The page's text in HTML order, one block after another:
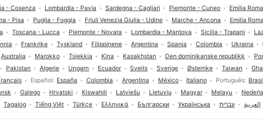
Español España Colombia Argentina México Italiano Português Brasil
Galego Hrvatski Kiswahili Latviešu Lietuvių Magyar Melayu
Tagalog Tiếng Việt Türkçe Ελληνικά Български Українська עברית العربية
Frankrike Tyskland Filippinene Argentina Spania Colombia Ukraina
Australia Marokko Tsjekkia Kina Kasakhstan Den dominikanske republikk
Pakistan Algerie Ungarn Ecuador Sveits Sverige Østerrike Taiwan
- Cosenza Lombardia - Pavia Sardegna - Cagliari Piemonte - Cuneo Emilia
- Pisa Puglia - Foggia Friuli Venezia Giulia - Udine Marche - Ancona Emilia
Toscana - Lucca Piemonte - Novara Lombardia - Mantova Sicilia - Trapani